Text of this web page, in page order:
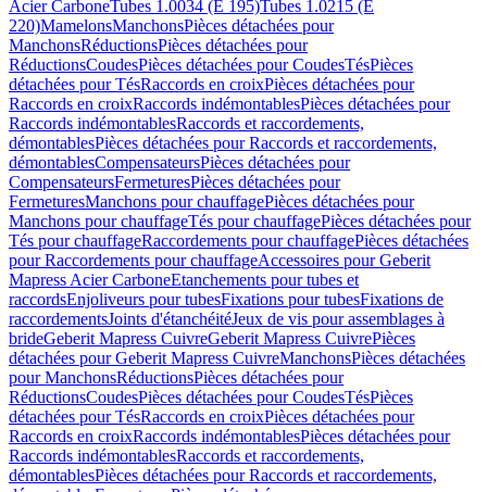
Acier CarboneTubes 1.0034 (E 195)Tubes 1.0215 (E
220)MamelonsManchonsPièces détachées pour
ManchonsRéductionsPièces détachées pour
RéductionsCoudesPièces détachées pour CoudesTésPièces
détachées pour TésRaccords en croixPièces détachées pour
Raccords en croixRaccords indémontablesPièces détachées pour
Raccords indémontablesRaccords et raccordements,
démontablesPièces détachées pour Raccords et raccordements,
démontablesCompensateursPièces détachées pour
CompensateursFermeturesPièces détachées pour
FermeturesManchons pour chauffagePièces détachées pour
Manchons pour chauffageTés pour chauffagePièces détachées pour
Tés pour chauffageRaccordements pour chauffagePièces détachées
pour Raccordements pour chauffageAccessoires pour Geberit
Mapress Acier CarboneEtanchements pour tubes et
raccordsEnjoliveurs pour tubesFixations pour tubesFixations de
raccordementsJoints d'étanchéitéJeux de vis pour assemblages à
brideGeberit Mapress CuivreGeberit Mapress CuivrePièces
détachées pour Geberit Mapress CuivreManchonsPièces détachées
pour ManchonsRéductionsPièces détachées pour
RéductionsCoudesPièces détachées pour CoudesTésPièces
détachées pour TésRaccords en croixPièces détachées pour
Raccords en croixRaccords indémontablesPièces détachées pour
Raccords indémontablesRaccords et raccordements,
démontablesPièces détachées pour Raccords et raccordements,